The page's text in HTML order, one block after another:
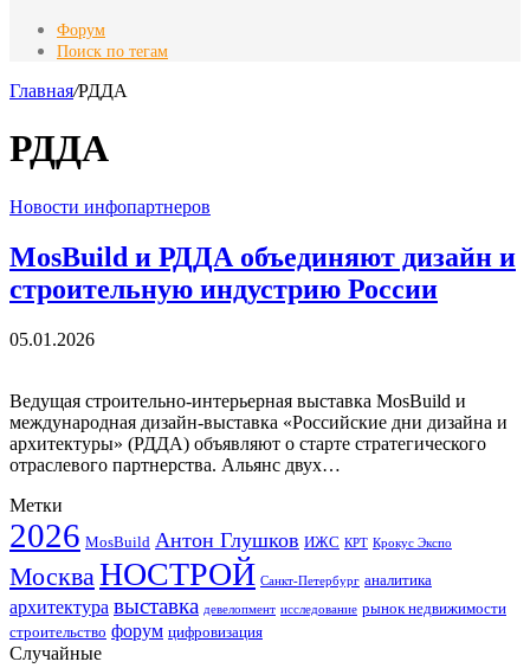
Форум
Поиск по тегам
Главная/РДДА
РДДА
Новости инфопартнеров
MosBuild и РДДА объединяют дизайн и
строительную индустрию России
05.01.2026
Ведущая строительно-интерьерная выставка MosBuild и
международная дизайн-выставка «Российские дни дизайна и
архитектуры» (РДДА) объявляют о старте стратегического
отраслевого партнерства. Альянс двух…
Метки
2026 MosBuild Антон Глушков ИЖС КРТ Крокус Экспо
Москва НОСТРОЙ Санкт-Петербург аналитика
архитектура выставка девелопмент исследование рынок недвижимости
строительство форум цифровизация
Случайные